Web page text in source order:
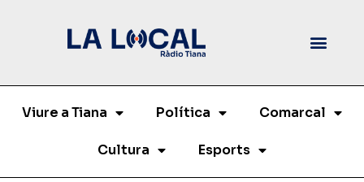
Viure a Tiana Política Comarcal
Cultura Esports